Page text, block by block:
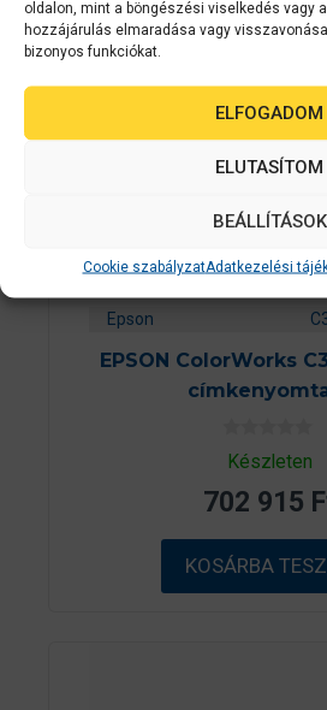
oldalon, mint a böngészési viselkedés vagy
hozzájárulás elmaradása vagy
bizonyos funkciókat.
ELFOGADOM
ELUTASÍTOM
BEÁLLÍTÁSOK
Cookie szabályzatAdatkezelési
Epson
EPSON ColorWorks
0
a
5
b
ő
l
Készleten
702 915
KOSÁRBA